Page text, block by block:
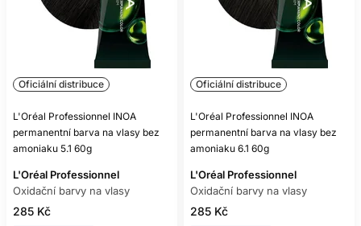
Oficiální distribuce
L'Oréal Professionnel INOA
permanentní barva na vlasy bez
amoniaku 5.1 60g
L'Oréal Professionnel
Oxidační barvy na vlasy
285 Kč
Oficiální distribuce
L'Oréal Professionnel INOA
permanentní barva na vlasy bez
amoniaku 6.1 60g
L'Oréal Professionnel
Oxidační barvy na vlasy
285 Kč